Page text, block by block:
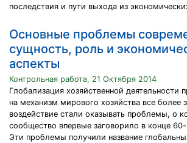
последствия и пути выхода из
Основные проблемы
сущность, роль и
аспекты
Контрольная работа, 21 Октября 2014
Глобализация хозяйственной деятельности
на механизм мирового хозяйства все более
воздействие стали оказывать проблемы, о
сообщество впервые заговорило в конце 60-
Эти проблемы получили название